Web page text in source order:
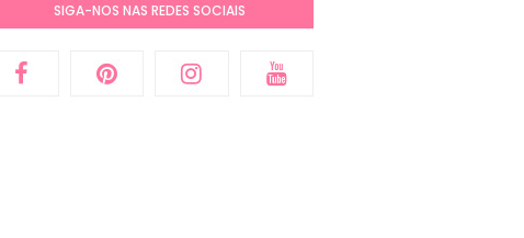
SIGA-NOS NAS REDES SOCIAIS